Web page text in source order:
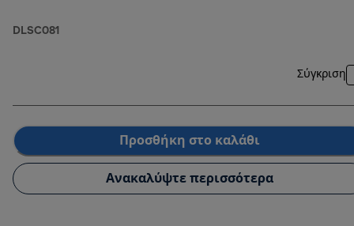
DLSC081
Σύγκριση
Προσθήκη στο καλάθι
Ανακαλύψτε περισσότερα